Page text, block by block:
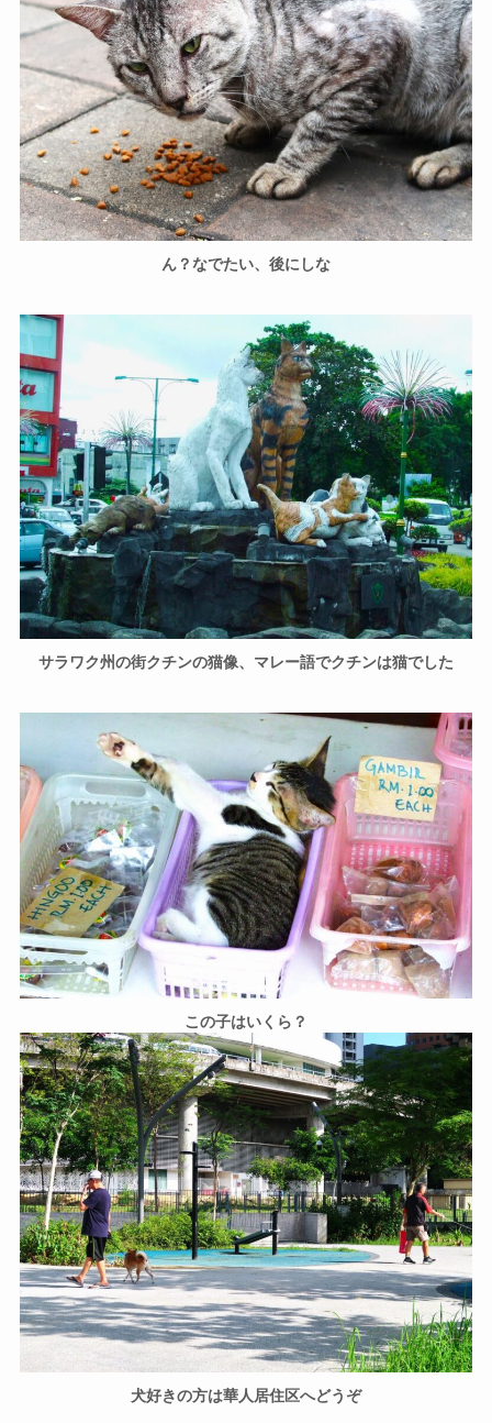
ん？なでたい、後にしな
サラワク州の街クチンの猫像、マレー語でクチンは猫でした
この子はいくら？
犬好きの方は華人居住区へどうぞ